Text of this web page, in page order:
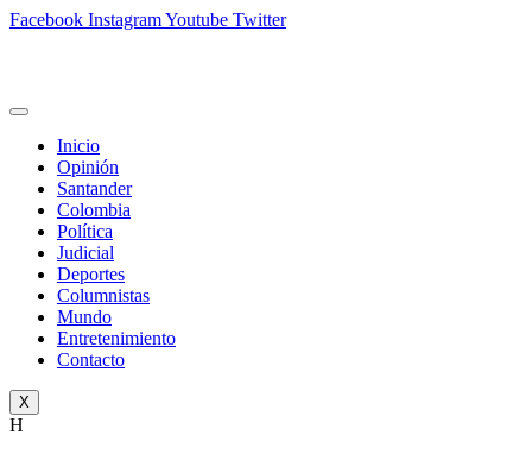
Facebook InstagramYoutube Twitter
Inicio
Opinión
Santander
Colombia
Política
Judicial
Deportes
Columnistas
Mundo
Entretenimiento
Contacto
X
H